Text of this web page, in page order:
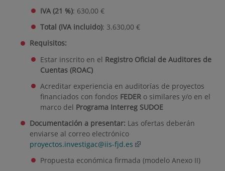
IVA (21 %): 630,00 €
Total (IVA incluido): 3.630,00 €
Requisitos:
Estar inscrito en el Registro Oficial de Auditores de
Cuentas (ROAC)
Acreditar experiencia en auditorías de proyectos
financiados con fondos FEDER o similares y/o en el
marco del Programa Interreg SUDOE
Documentación a presentar: Las ofertas deberán
enviarse al correo electrónico
proyectos.investigac@iis-fjd.es
Propuesta económica firmada (modelo Anexo II)